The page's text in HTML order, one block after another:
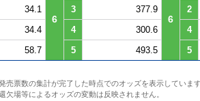
6 6
34.1 3 377.9
2
34.4 4 300.6
4
58.7 5 493.5 5
売票数の集計が完了した時点でのオッズを表示していま
欠場等によるオッズの変動は反映されません。